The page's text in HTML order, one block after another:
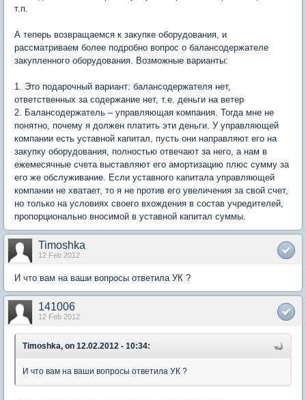
т.п.
А теперь возвращаемся к закупке оборудования, и
рассматриваем более подробно вопрос о балансодержателе
закупленного оборудования. Возможные варианты:
1. Это подарочный вариант: балансодержателя нет,
ответственных за содержание нет, т.е. деньги на ветер
2. Балансодержатель – управляющая компания. Тогда мне не
понятно, почему я должен платить эти деньги. У управляющей
компании есть уставной капитал, пусть они направляют его на
закупку оборудования, полностью отвечают за него, а нам в
ежемесячные счета выставляют его амортизацию плюс сумму за
его же обслуживание. Если уставного капитала управляющей
компании не хватает, то я не против его увеличения за свой счет,
но только на условиях своего вхождения в состав учредителей,
пропорционально вносимой в уставной капитал суммы.
Timoshka
12 Feb 2012
И что вам на ваши вопросы ответила УК ?
141006
12 Feb 2012
Timoshka, on 12.02.2012 - 10:34:
И что вам на ваши вопросы ответила УК ?